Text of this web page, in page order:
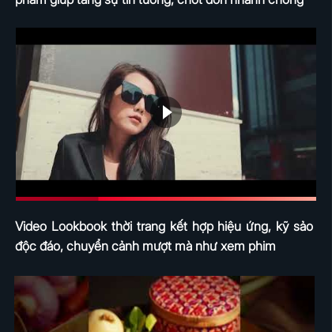
Video Lookbook thời trang kết hợp hiệu ứng, kỹ sảo
độc đáo, chuyển cảnh mượt mà như xem phim